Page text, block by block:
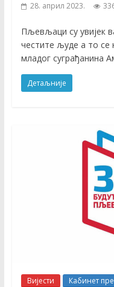
28. април 2023.
Пљевљаци су увијек
честите људе а то се
младог суграђанина
Детаљније
Вијести Кабинет